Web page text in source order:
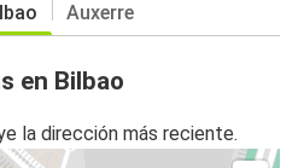
Auxerre
en Bilbao
la dirección más reciente.